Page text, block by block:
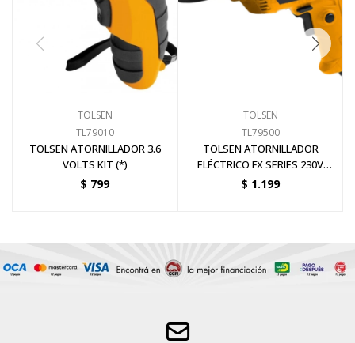
TOLSEN
TL79010
TOLSEN ATORNILLADOR 3.6
VOLTS KIT (*)
$ 799
TOLSEN
TL79500
TOLSEN ATORNILLADOR
ELÉCTRICO FX SERIES 230V
400W
$ 1.199